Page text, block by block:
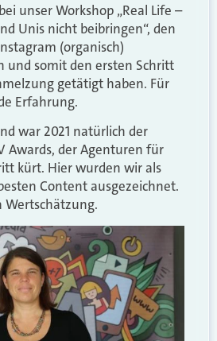
unser Workshop „Real Life –
Unis nicht beibringen“, den
(organisch)
und somit den ersten Schritt
getätigt haben. Für
Erfahrung.
war 2021 natürlich der
Awards, der Agenturen für
kürt. Hier wurden wir als
Content ausgezeichnet.
Wertschätzung.